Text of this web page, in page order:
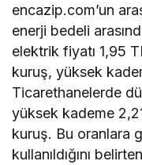
encazip.com’un
enerji bedeli
elektrik fiyatı 1,95
kuruş, yüksek
Ticarethanelerde
yüksek kademe
kuruş. Bu oranlara
kullanıldığını